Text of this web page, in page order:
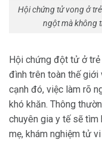
Hội chứng tử vong ở
ngột mà không
Hội chứng đột tử ở
đình trên toàn thế giới
cạnh đó, việc làm rõ
khó khăn. Thông
chuyên gia y tế sẽ
mẹ, khám nghiệm tử